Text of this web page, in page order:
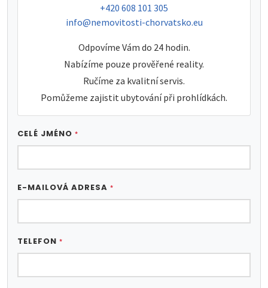
tel:
+420 608 101 305
e-mail:
info@nemovitosti-chorvatsko.eu
Odpovíme Vám do 24 hodin.
Nabízíme pouze prověřené reality.
Ručíme za kvalitní servis.
Pomůžeme zajistit ubytování při prohlídkách.
CELÉ JMÉNO *
E-MAILOVÁ ADRESA *
TELEFON *